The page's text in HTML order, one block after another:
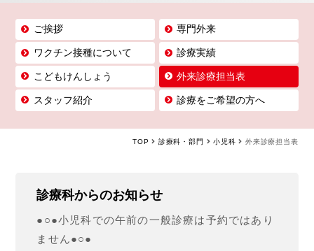
ご挨拶 専門外来
ワクチン接種について 診療実績
こどもけんしょう 外来診療担当表
スタッフ紹介 診療をご希望の方へ
TOP 診療科・部門 小児科 外来診療担当表
診療科からのお知らせ
●○●小児科での午前の一般診療は予約ではあり
ません●○●